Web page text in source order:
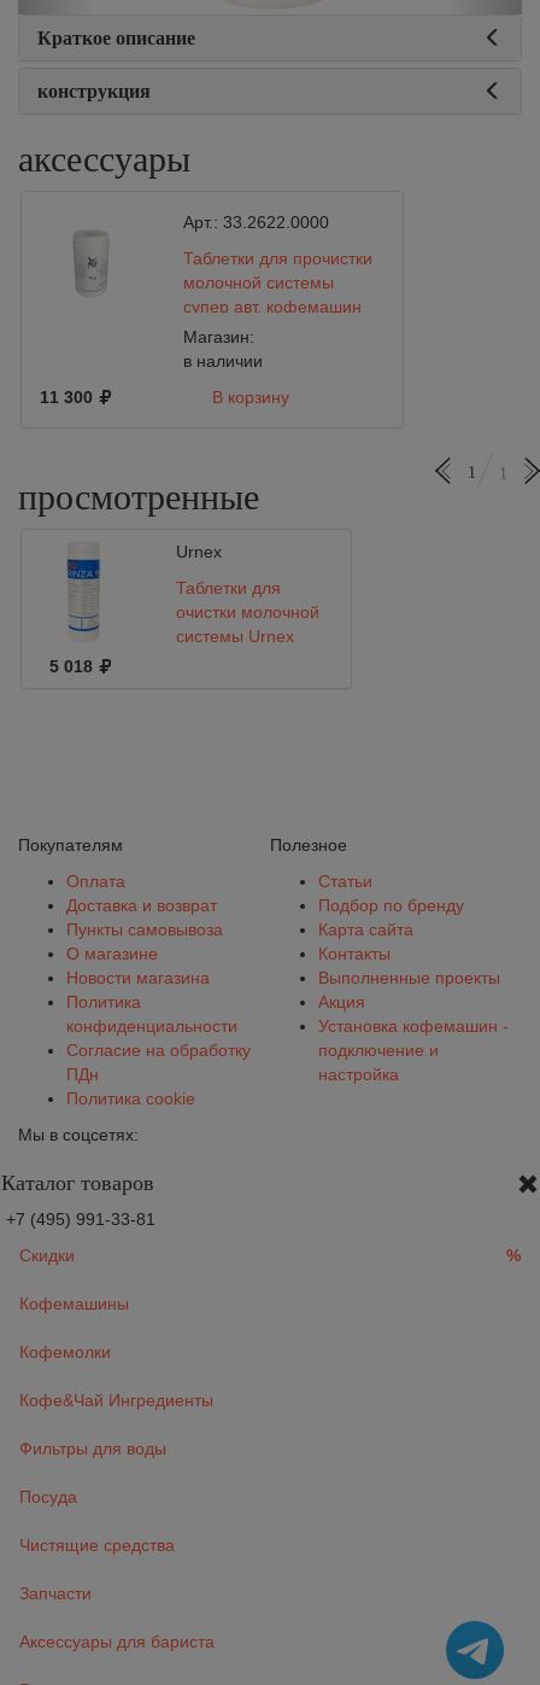
Краткое описание
конструкция
аксессуары
Арт.:33.2622.0000
Таблетки для прочистки
молочной системы
супер авт. кофемашин
wmf 10 гр.
Магазин:
в наличии
11 300
В корзину
просмотренные
1 1
Urnex
Таблетки для
очистки молочной
системы Urnex
5 018
Покупателям
Оплата
Доставка и возврат
Пункты самовывоза
О магазине
Новости магазина
Политика
конфиденциальности
Согласие на обработку
ПДн
Политика cookie
Полезное
Статьи
Подбор по бренду
Карта сайта
Контакты
Выполненные проекты
Акция
Установка кофемашин -
подключение и
настройка
Мы в соцсетях:
Каталог товаров
+7 (495) 991-33-81
Скидки
%
Кофемашины
Кофемолки
Кофе&Чай Ингредиенты
Фильтры для воды
Посуда
Чистящие средства
Запчасти
Аксессуары для бариста